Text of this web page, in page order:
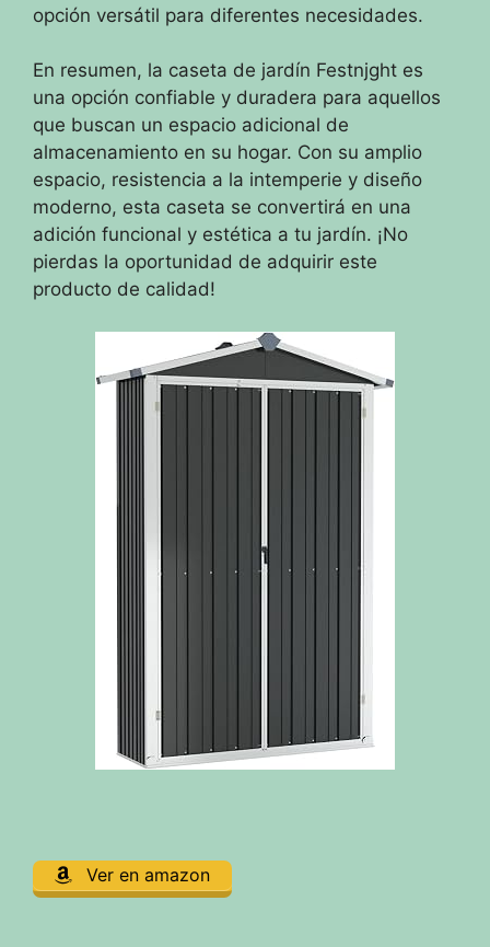
opción versátil para diferentes necesidades.
En resumen, la caseta de jardín Festnjght es
una opción confiable y duradera para aquellos
que buscan un espacio adicional de
almacenamiento en su hogar. Con su amplio
espacio, resistencia a la intemperie y diseño
moderno, esta caseta se convertirá en una
adición funcional y estética a tu jardín. ¡No
pierdas la oportunidad de adquirir este
producto de calidad!
Ver en amazon